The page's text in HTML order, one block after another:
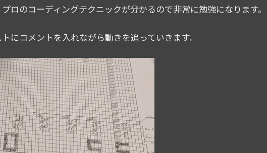
ロのコーディングテクニックが分かるので非常に勉強になります。
にコメントを入れながら動きを追っていきます。